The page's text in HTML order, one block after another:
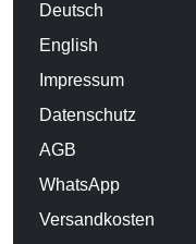
Deutsch
English
Impressum
Datenschutz
AGB
WhatsApp
Versandkosten